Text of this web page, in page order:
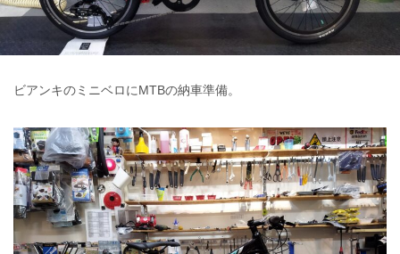
ビアンキのミニベロにMTBの納車準備。